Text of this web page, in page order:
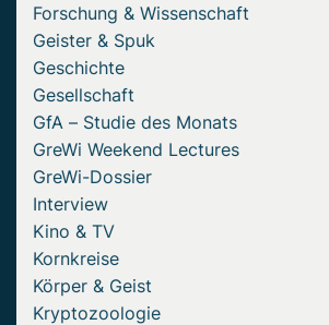
Forschung & Wissenschaft
Geister & Spuk
Geschichte
Gesellschaft
GfA – Studie des Monats
GreWi Weekend Lectures
GreWi-Dossier
Interview
Kino & TV
Kornkreise
Körper & Geist
Kryptozoologie